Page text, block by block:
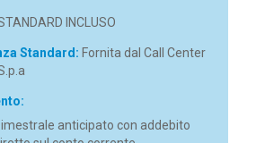
INCLUSO
Standard: Fornita dal Call Center
anticipato con addebito